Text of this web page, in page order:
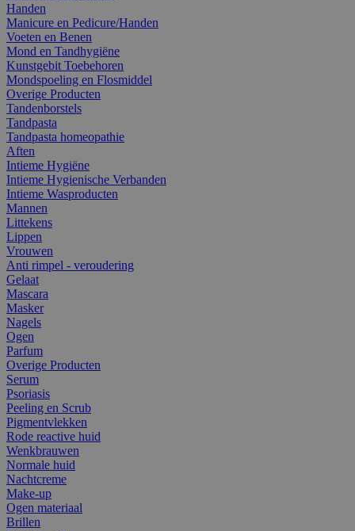
Handen
Manicure en Pedicure/Handen
Voeten en Benen
Mond en Tandhygiëne
Kunstgebit Toebehoren
Mondspoeling en Flosmiddel
Overige Producten
Tandenborstels
Tandpasta
Tandpasta homeopathie
Aften
Intieme Hygiëne
Intieme Hygienische Verbanden
Intieme Wasproducten
Mannen
Littekens
Lippen
Vrouwen
Anti rimpel - veroudering
Gelaat
Mascara
Masker
Nagels
Ogen
Parfum
Overige Producten
Serum
Psoriasis
Peeling en Scrub
Pigmentvlekken
Rode reactive huid
Wenkbrauwen
Normale huid
Nachtcreme
Make-up
Ogen materiaal
Brillen